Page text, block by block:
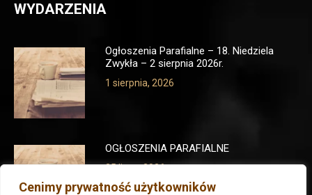
Cenimy prywatność użytkowników
WYDARZENIA
Ogłoszenia Parafialne – 18. Niedziela
Zwykła – 2 sierpnia 2026r.
1 sierpnia, 2026
OGŁOSZENIA PARAFIALNE
25 lipca, 2026